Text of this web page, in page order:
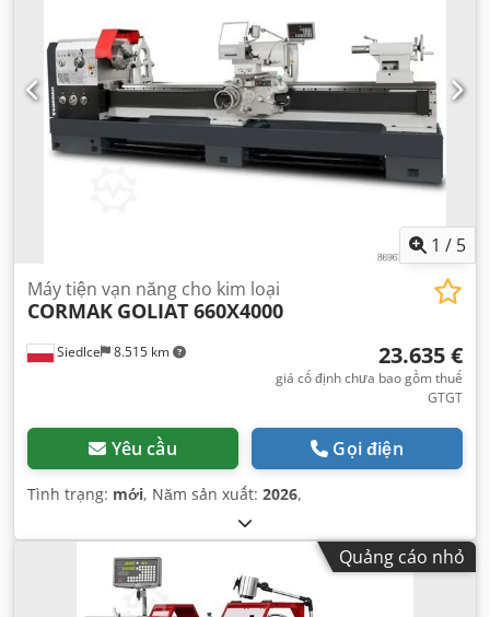
1 / 5
Siedlce 8.515 km
Máy tiện vạn năng cho kim loại
CORMAK GOLIAT 660X4000
23.635 €
giá cố định chưa bao gồm thuế
GTGT
Yêu cầu Gọi điện
Tình trạng: mới, Năm sản xuất: 2026,
Quảng cáo nhỏ